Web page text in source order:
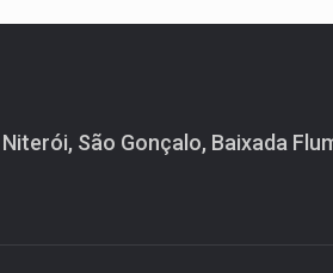
São Gonçalo, Baixada